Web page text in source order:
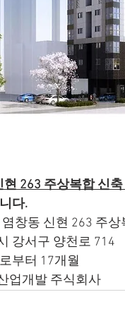
263 주상복합 신
다.
창동 신현 263 주
강서구 양천로 714
부터 17개월
업개발 주식회사